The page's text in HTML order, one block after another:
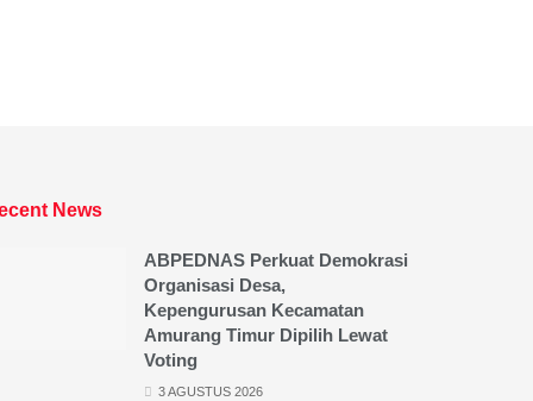
News
ABPEDNAS Perkuat Demokrasi
Organisasi Desa,
Kepengurusan Kecamatan
Amurang Timur Dipilih Lewat
Voting
3 AGUSTUS 2026